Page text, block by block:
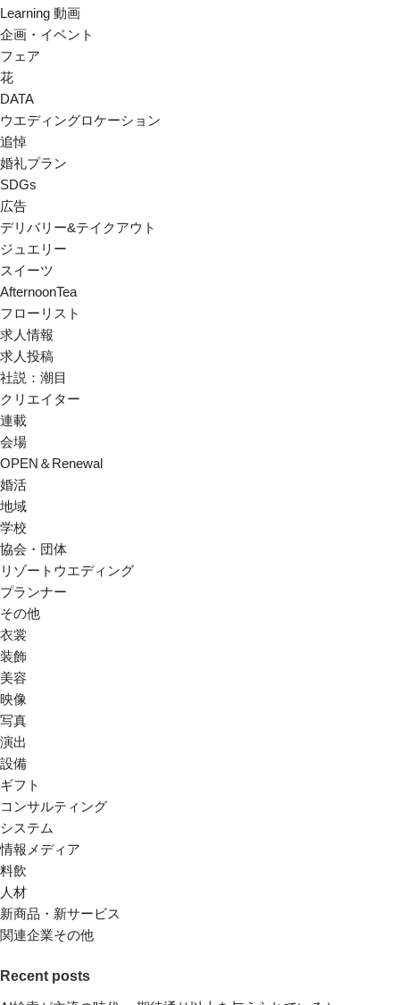
Learning 動画
企画・イベント
フェア
花
DATA
ウエディングロケーション
追悼
婚礼プラン
SDGs
広告
デリバリー&テイクアウト
ジュエリー
スイーツ
AfternoonTea
フローリスト
求人情報
求人投稿
社説：潮目
クリエイター
連載
会場
OPEN＆Renewal
婚活
地域
学校
協会・団体
リゾートウエディング
プランナー
その他
衣裳
装飾
美容
映像
写真
演出
設備
ギフト
コンサルティング
システム
情報メディア
料飲
人材
新商品・新サービス
関連企業その他
Recent posts